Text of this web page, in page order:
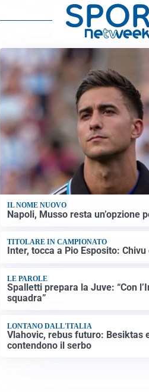
IL NOME NUOVO
Napoli, Musso resta un’opzione
TITOLARE IN CAMPIONATO
Inter, tocca a Pio Esposito:
LE PAROLE
Spalletti prepara la Juve: “Con
squadra”
LONTANO DALL'ITALIA
Vlahovic, rebus futuro: Besiktas
contendono il serbo